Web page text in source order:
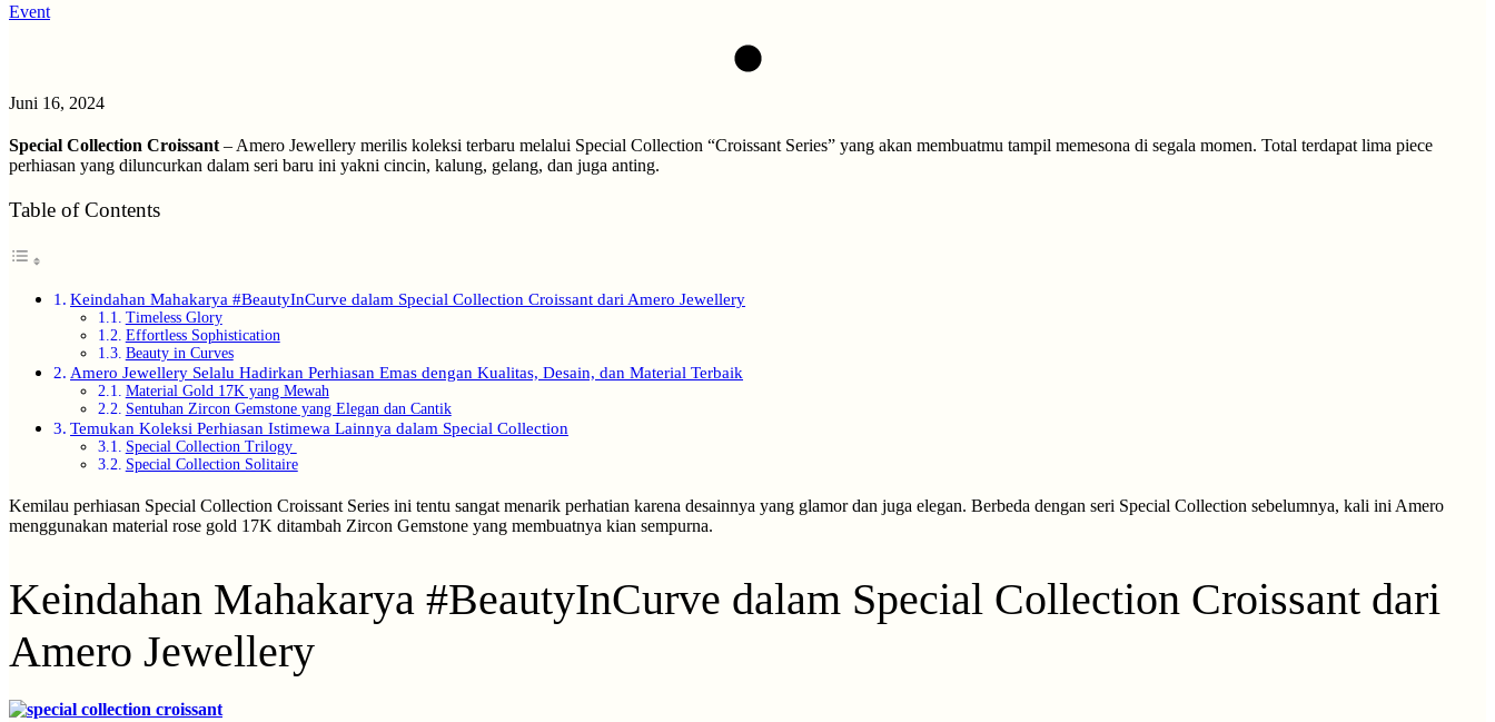
Event
Juni 16, 2024
Special Collection Croissant – Amero Jewellery merilis koleksi terbaru melalui Special Collection “Croissant Series” yang akan membuatmu tampil memesona di segala momen. Total terdapat lima piece
perhiasan yang diluncurkan dalam seri baru ini yakni cincin, kalung, gelang, dan juga anting.
Table of Contents
Keindahan Mahakarya #BeautyInCurve dalam Special Collection Croissant dari Amero Jewellery
Timeless Glory
Effortless Sophistication
Beauty in Curves
Amero Jewellery Selalu Hadirkan Perhiasan Emas dengan Kualitas, Desain, dan Material Terbaik
Material Gold 17K yang Mewah
Sentuhan Zircon Gemstone yang Elegan dan Cantik
Temukan Koleksi Perhiasan Istimewa Lainnya dalam Special Collection
Special Collection Trilogy
Special Collection Solitaire
Kemilau perhiasan Special Collection Croissant Series ini tentu sangat menarik perhatian karena desainnya yang glamor dan juga elegan. Berbeda dengan seri Special Collection sebelumnya, kali ini Amero
menggunakan material rose gold 17K ditambah Zircon Gemstone yang membuatnya kian sempurna.
Keindahan Mahakarya #BeautyInCurve dalam Special Collection Croissant dari
Amero Jewellery